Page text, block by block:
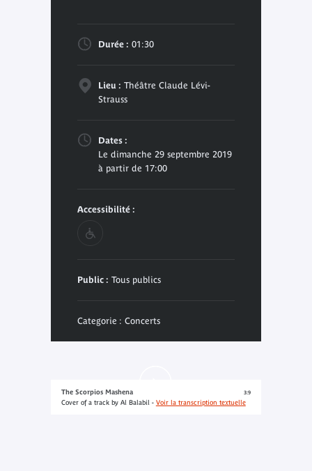
Durée : 01:30
Lieu : Théâtre Claude Lévi-
Strauss
Dates :
Le dimanche 29 septembre 2019
à partir de 17:00
Accessibilité :
Public : Tous publics
Categorie : Concerts
The Scorpios Mashena
Cover of a track by Al Balabil - Voir la transcription textuelle
3:9